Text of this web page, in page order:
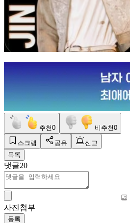
추천0 비추천0
스크랩 공유
신고
목록
댓글20
사진첨부
등록